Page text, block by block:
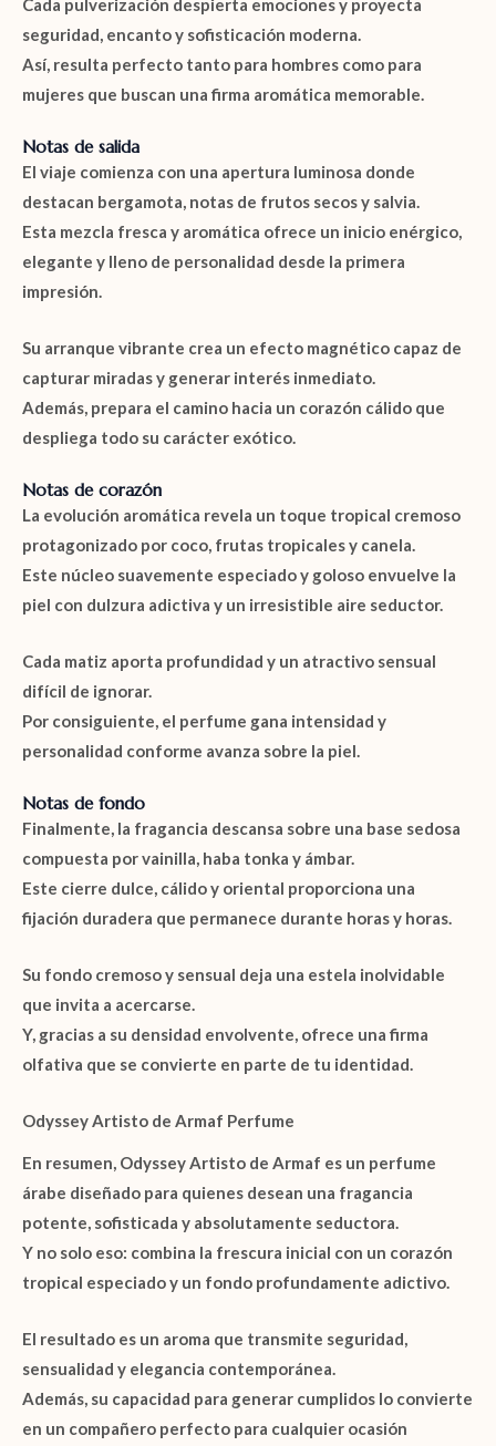
Cada pulverización despierta emociones y proyecta
seguridad, encanto y sofisticación moderna.
Así, resulta perfecto tanto para hombres como para
mujeres que buscan una firma aromática memorable.
Notas de salida
El viaje comienza con una apertura luminosa donde
destacan bergamota, notas de frutos secosy salvia.
Esta mezcla fresca y aromática ofrece un inicio enérgico,
elegante y lleno de personalidad desde la primera
impresión.
Su arranque vibrante crea un efecto magnético capaz de
capturar miradas y generar interés inmediato.
Además, prepara el camino hacia un corazón cálido que
despliega todo su carácter exótico.
Notas de corazón
La evolución aromática revela un toque tropical cremoso
protagonizado por coco, frutas tropicalesy canela.
Este núcleo suavemente especiado y goloso envuelve la
piel con dulzura adictiva y un irresistible aire seductor.
Cada matiz aporta profundidad y un atractivo sensual
difícil de ignorar.
Por consiguiente, el perfume gana intensidad y
personalidad conforme avanza sobre la piel.
Notas de fondo
Finalmente, la fragancia descansa sobre una base sedosa
compuesta porvainilla, haba tonka y ámbar.
Este cierre dulce, cálido y oriental proporciona una
fijación duradera que permanece durante horas y horas.
Su fondo cremoso y sensual deja una estela inolvidable
que invita a acercarse.
Y, gracias a su densidad envolvente, ofrece una firma
olfativa que se convierte en parte de tu identidad.
Odyssey Artisto de Armaf Perfume
En resumen, Odyssey Artisto de Armaf es un perfume
árabe diseñado para quienes desean una fragancia
potente, sofisticada y absolutamente seductora.
Y no solo eso: combina la frescura inicial con un corazón
tropical especiado y un fondo profundamente adictivo.
El resultado es un aroma que transmite seguridad,
sensualidad y elegancia contemporánea.
Además, su capacidad para generar cumplidos lo convierte
en un compañero perfecto para cualquier ocasión